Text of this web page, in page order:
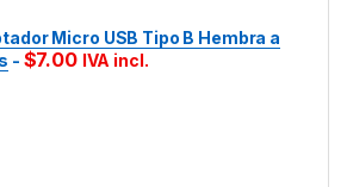
Micro USB Tipo B Hembra a
- $7.00 IVA incl.